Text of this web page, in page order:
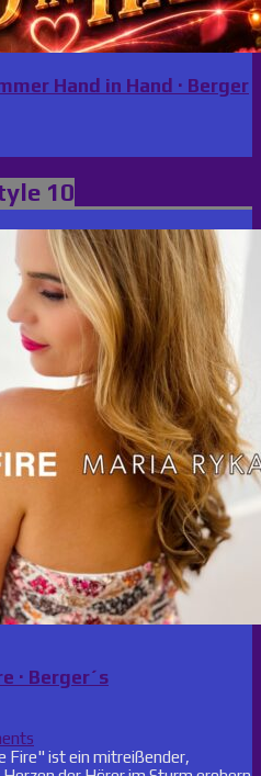
Hand in Hand · Berger
10
· Berger´s
Fire" ist ein mitreißender,